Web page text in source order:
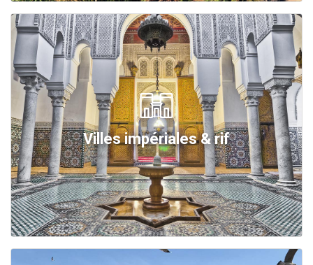
Villes impériales & rif